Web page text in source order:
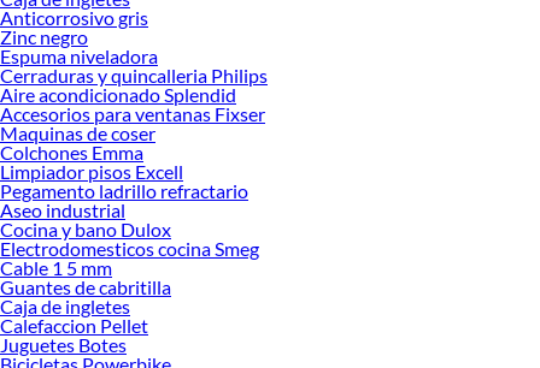
Anticorrosivo gris
Zinc negro
Espuma niveladora
Cerraduras y quincalleria Philips
Aire acondicionado Splendid
Accesorios para ventanas Fixser
Maquinas de coser
Colchones Emma
Limpiador pisos Excell
Pegamento ladrillo refractario
Aseo industrial
Cocina y bano Dulox
Electrodomesticos cocina Smeg
Cable 1 5 mm
Guantes de cabritilla
Caja de ingletes
Calefaccion Pellet
Juguetes Botes